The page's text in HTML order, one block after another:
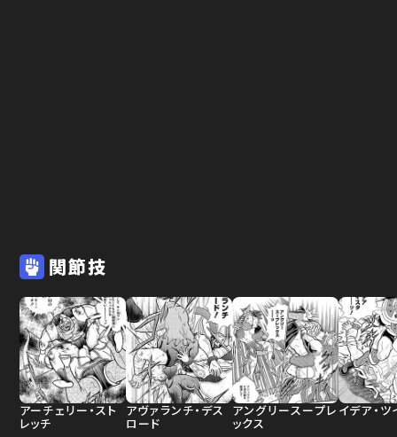
関節技
アーチェリー・スト
レッチ
アヴァランチ・デス
ロード
アングリースープレ
ックス
イデア・